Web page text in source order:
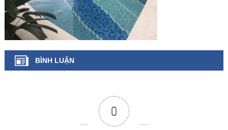
BÌNH LUẬN
0